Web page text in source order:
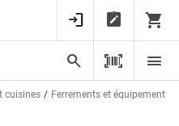
cuisines Ferrements et équipements